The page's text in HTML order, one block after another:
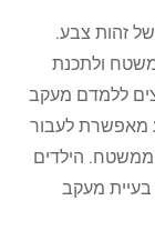
זהות צבע.
ולתכנת
ללמדם מעקב
מאפשרת לעבור
ממשטח. הילדים
בעיית מעקב